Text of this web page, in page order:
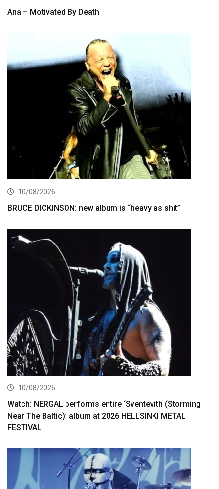
Ana – Motivated By Death
10/08/2026
BRUCE DICKINSON: new album is “heavy as shit”
10/08/2026
Watch: NERGAL performs entire ‘Sventevith (Storming
Near The Baltic)’ album at 2026 HELLSINKI METAL
FESTIVAL